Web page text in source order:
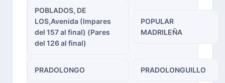
POBLADOS, DE
LOS,Avenida (Impares
del 157 al final) (Pares
del 126 al final)
POPULAR
MADRILEÑA
PRADOLONGO PRADOLONGUILLO